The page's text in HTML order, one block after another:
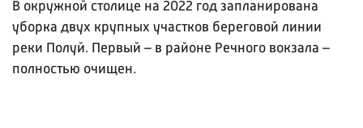
В окружной столице на 2022 год запланирована
уборка двух крупных участков береговой линии
реки Полуй. Первый – в районе Речного вокзала –
полностью очищен.